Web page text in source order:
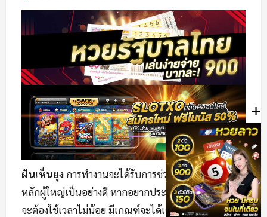
ฝันเห็นยุง การทำงานจะได้รับการช่วยเหลือเกื้อกูลจากผู้
หลักผู้ใหญ่เป็นอย่างดี หากอยากประสบความสำเร็จอาจ
จะต้องใช้เวลาไม่น้อย มีเกณฑ์จะได้เดินทางไกลไปใน
+